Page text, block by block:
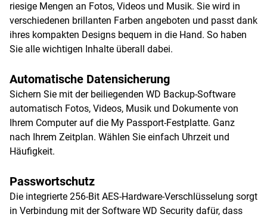
riesige Mengen an Fotos, Videos und Musik. Sie wird in
verschiedenen brillanten Farben angeboten und passt dank
ihres kompakten Designs bequem in die Hand. So haben
Sie alle wichtigen Inhalte überall dabei.
Automatische Datensicherung
Sichern Sie mit der beiliegenden WD Backup-Software
automatisch Fotos, Videos, Musik und Dokumente von
Ihrem Computer auf die My Passport-Festplatte. Ganz
nach Ihrem Zeitplan. Wählen Sie einfach Uhrzeit und
Häufigkeit.
Passwortschutz
Die integrierte 256-Bit AES-Hardware-Verschlüsselung sorgt
in Verbindung mit der Software WD Security dafür, dass